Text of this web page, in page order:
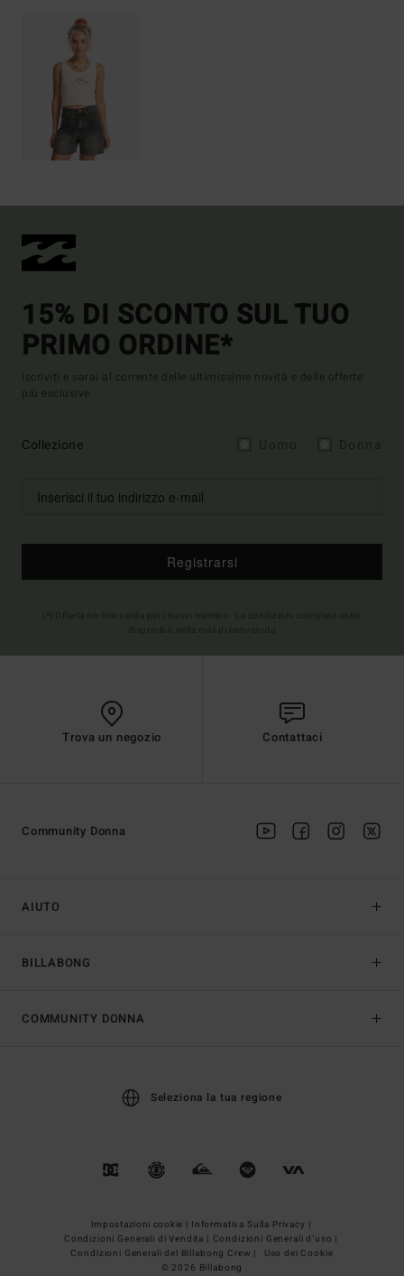
15% DI SCONTO SUL TUO
PRIMO ORDINE*
Iscriviti e sarai al corrente delle ultimissime novità e delle offerte
più esclusive.
Collezione
Registrarsi
Trova un negozio Contattaci
AIUTO
BILLABONG
Community Donna
COMMUNITY DONNA
Seleziona la tua regione
Impostazioni cookie | Informativa Sulla Privacy |
Condizioni Generali di Vendita | Condizioni Generali d’uso |
Condizioni Generali del Billabong Crew |
Uso dei Cookie
© 2026 Billabong